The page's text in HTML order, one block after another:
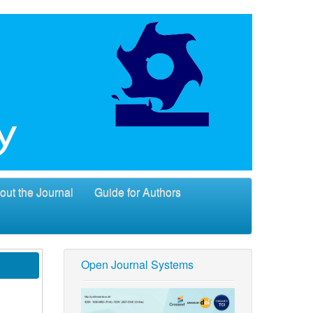
the Journal Guide for Authors
Open Journal Systems